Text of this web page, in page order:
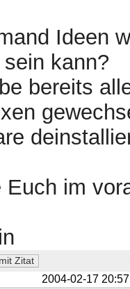
Ideen
kann?
bereits
Euch im
2004-02-17 20:57